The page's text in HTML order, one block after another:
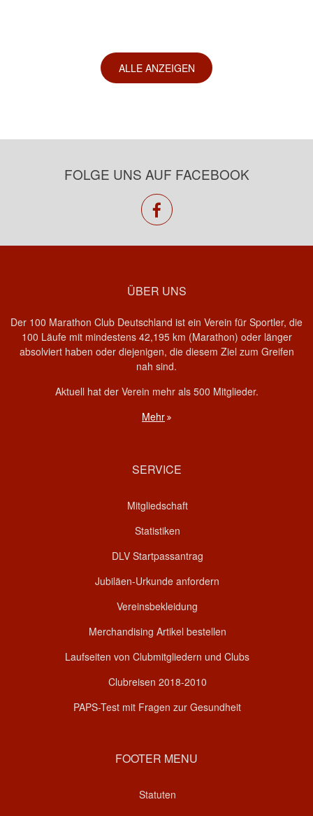
ALLE ANZEIGEN
FOLGE UNS AUF FACEBOOK
facebook
ÜBER UNS
Der 100 Marathon Club Deutschland ist ein Verein für Sportler, die
100 Läufe mit mindestens 42,195 km (Marathon) oder länger
absolviert haben oder diejenigen, die diesem Ziel zum Greifen
nah sind.
Aktuell hat der Verein mehr als 500 Mitglieder.
Mehr
SERVICE
Mitgliedschaft
Statistiken
DLV Startpassantrag
Jubiläen-Urkunde anfordern
Vereinsbekleidung
Merchandising Artikel bestellen
Laufseiten von Clubmitgliedern und Clubs
Clubreisen 2018-2010
PAPS-Test mit Fragen zur Gesundheit
FOOTER MENU
Statuten